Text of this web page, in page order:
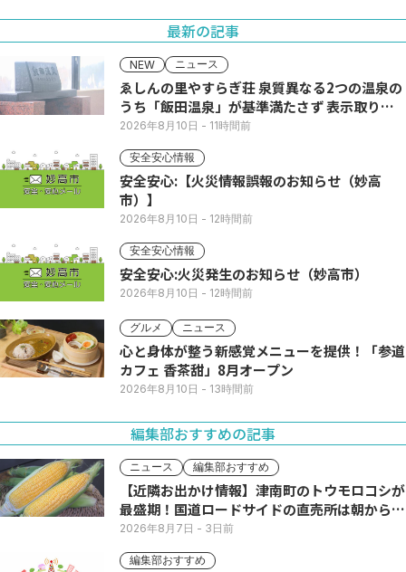
最新の記事
NEW ニュース
ゑしんの里やすらぎ荘 泉質異なる2つの温泉の
うち「飯田温泉」が基準満たさず 表示取りや
め
2026年8月10日 - 11時間前
安全安心情報
安全安心:【火災情報誤報のお知らせ（妙高
市）】
2026年8月10日 - 12時間前
安全安心情報
安全安心:火災発生のお知らせ（妙高市）
2026年8月10日 - 12時間前
グルメ ニュース
心と身体が整う新感覚メニューを提供！「参道
カフェ 香茶甜」8月オープン
2026年8月10日 - 13時間前
編集部おすすめの記事
ニュース 編集部おすすめ
【近隣お出かけ情報】津南町のトウモロコシが
最盛期！国道ロードサイドの直売所は朝から長
い列
2026年8月7日 - 3日前
編集部おすすめ